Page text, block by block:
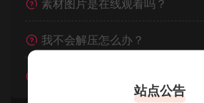
素材图片是在线观看吗？
我不会解压怎么办？
站点公告